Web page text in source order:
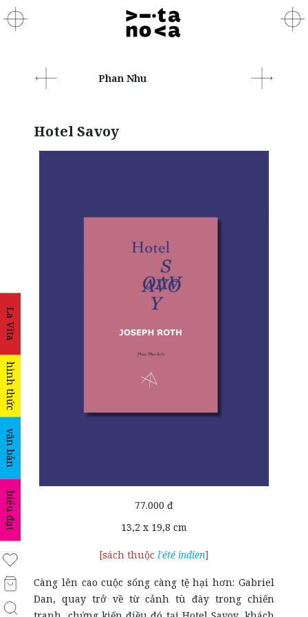
La Vita
hình thức
văn bản
biểu đạt
Phan Nhu
Hotel Savoy
77.000 đ
13,2 x 19,8 cm
[sách thuộc l'été indien]
Càng lên cao cuộc sống càng tệ hại hơn: Gabriel
Dan, quay trở về từ cảnh tù đày trong chiến